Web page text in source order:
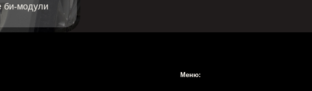
Согласие на обработку персональных данных